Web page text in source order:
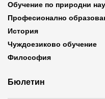
Обучение по природни
Професионално
История
Чуждоезиково обучение
Философия
Бюлетин